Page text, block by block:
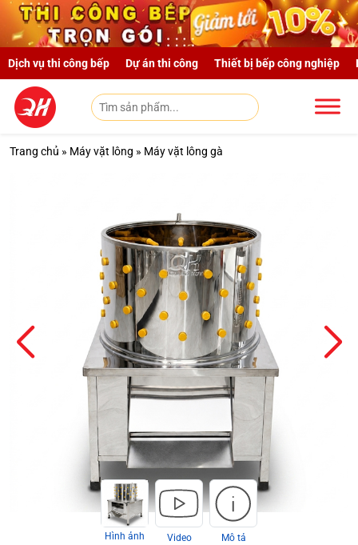
Skip to main content
Dịch vụ thi công bếp Dự án thi công Thiết bị bếp công nghiệp
Trang chủ » Máy vặt lông » Máy vặt lông gà
Hình ảnh Video Mô tả